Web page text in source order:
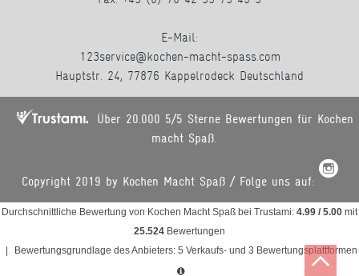
E-Mail:
123service@kochen-macht-spass.com
Hauptstr. 24, 77876 Kappelrodeck Deutschland
Über 20.000 5/5 Sterne Bewertungen für Kochen
macht Spaß.
Copyright 2019 by Kochen Macht Spaß / Folge uns auf:
Durchschnittliche Bewertung von Kochen Macht Spaß bei Trustami: 4.99 / 5.00 mit
25.524 Bewertungen
Bewertungsgrundlage des Anbieters: 5 Verkaufs- und 3 Bewertungsplattformen